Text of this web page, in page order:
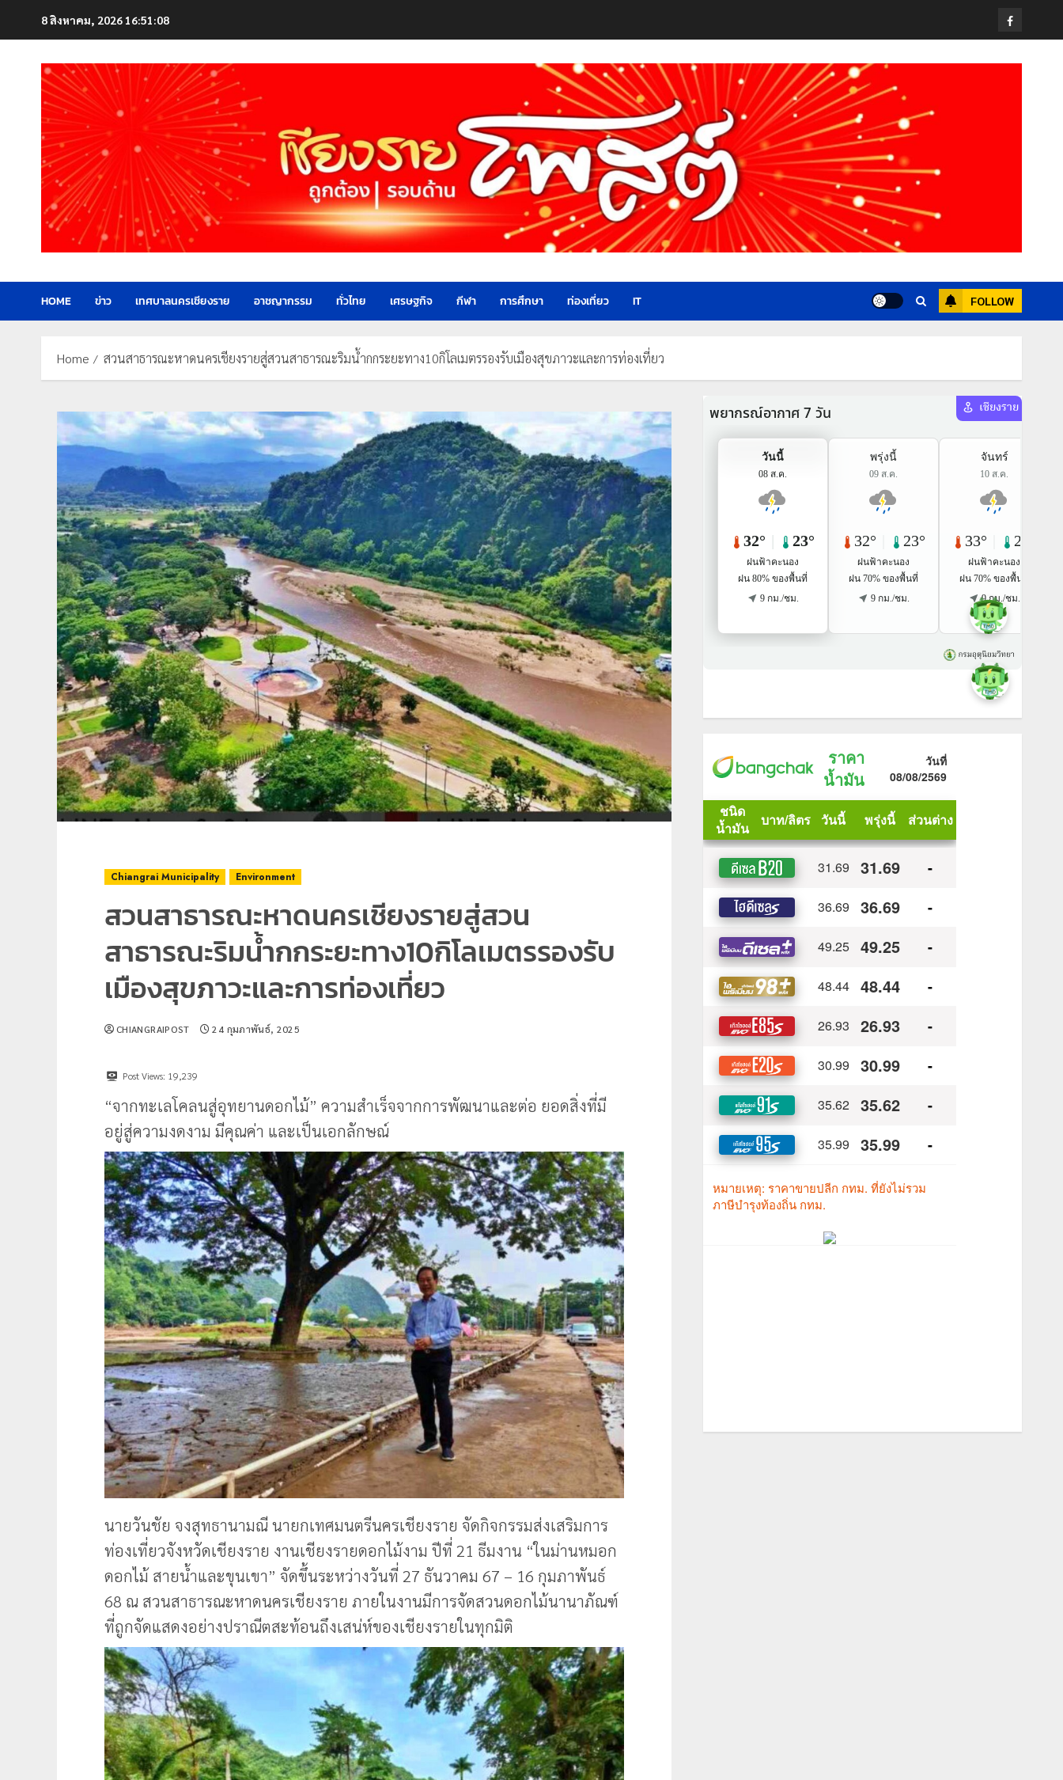
8 สิงหาคม, 2026 16:51:10 Facebook
HOME ข่าว เทศบาลนครเชียงราย อาชญากรรม ทั่วไทย เศรษฐกิจ กีฬา การศึกษา ท่องเที่ยว IT FOLLOW
Home สวนสาธารณะหาดนครเชียงรายสู่สวนสาธารณะริมน้ำกกระยะทาง10กิโลเมตรรองรับเมืองสุขภาวะและการท่องเที่ยว
Chiangrai Municipality Environment
สวนสาธารณะหาดนครเชียงรายสู่สวน
สาธารณะริมน้ำกกระยะทาง10กิโลเมตรรองรับ
เมืองสุขภาวะและการท่องเที่ยว
CHIANGRAIPOST 24 กุมภาพันธ์, 2025
Post Views: 19,239
“จากทะเลโคลนสู่อุทยานดอกไม้” ความสำเร็จจากการพัฒนาและต่อ ยอดสิ่งที่มี
อยู่สู่ความงดงาม มีคุณค่า และเป็นเอกลักษณ์
นายวันชัย จงสุทธานามณี นายกเทศมนตรีนครเชียงราย จัดกิจกรรมส่งเสริมการ
ท่องเที่ยวจังหวัดเชียงราย งานเชียงรายดอกไม้งาม ปีที่ 21 ธีมงาน “ในม่านหมอก
ดอกไม้ สายน้ำและขุนเขา” จัดขึ้นระหว่างวันที่ 27 ธันวาคม 67 – 16 กุมภาพันธ์
68 ณ สวนสาธารณะหาดนครเชียงราย ภายในงานมีการจัดสวนดอกไม้นานาภัณฑ์
ที่ถูกจัดแสดงอย่างปราณีตสะท้อนถึงเสน่ห์ของเชียงรายในทุกมิติ